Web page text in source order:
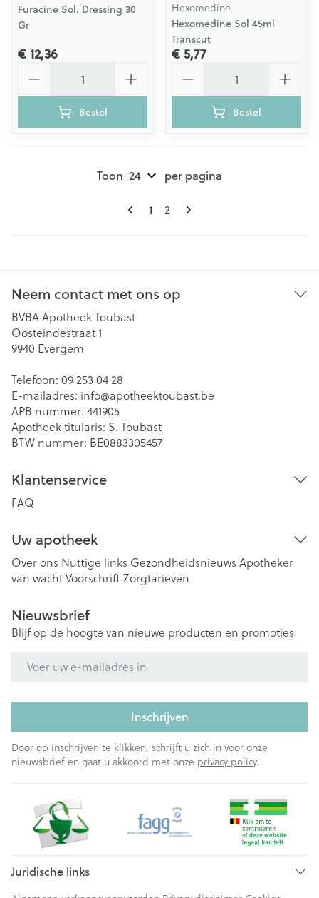
Furacine Sol. Dressing 30
Gr
€ 12,36
Bestel
Hexomedine
Hexomedine Sol 45ml
Transcut
€ 5,77
Bestel
Pagina's
U lees momenteel pagina
1 Pagina
2
Toon per pagina
Neem contact met ons op
BVBA Apotheek Toubast
Oosteindestraat 1
9940 Evergem
Telefoon: 09 253 04 28
E-mailadres: info@apotheektoubast.be
APB nummer: 441905
Apotheek titularis: S. Toubast
BTW nummer: BE0883305457
Klantenservice
FAQ
Uw apotheek
Over ons Nuttige links Gezondheidsnieuws Apotheker
van wachtVoorschriftZorgtarieven
Nieuwsbrief
Blijf op de hoogte van nieuwe producten en promoties
Inschrijven
Door op inschrijven te klikken, schrijft u zich in voor onze
nieuwsbrief en gaat u akkoord met onze privacy policy.
Juridische links